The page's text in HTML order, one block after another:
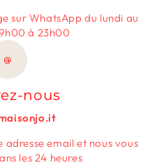
sur WhatsApp du lundi au
à 23h00
@
nous
email et nous vous
les 24 heures